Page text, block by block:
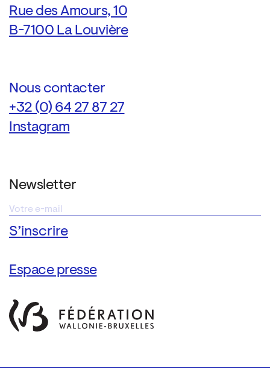
Rue des Amours, 10
B-7100 La Louvière
Nous contacter
+32 (0) 64 27 87 27
Instagram
Newsletter
Espace presse